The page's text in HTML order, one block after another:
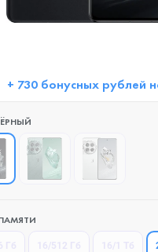
+ 730 бонусных рублей